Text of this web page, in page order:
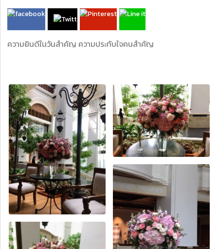
ความยินดีในวันสำคัญ ความประทับใจคนสำคัญ